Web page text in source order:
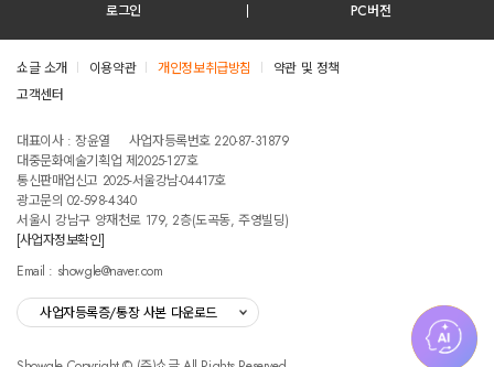
로그인 PC버전
쇼글 소개 이용약관 개인정보취급방침
약관 및 정책
고객센터
대표이사 : 장윤열
사업자등록번호 220-87-31879
대중문화예술기획업 제2025-127호
통신판매업신고 2025-서울강남-04417호
광고문의 02-598-4340
서울시 강남구 양재천로 179, 2층(도곡동, 주영빌딩)
[사업자정보확인]
Email : showgle@naver.com
사업자등록증/통장 사본 다운로드